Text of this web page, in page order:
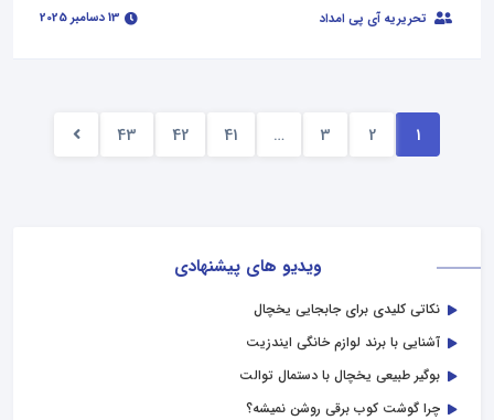
ویدیو های پیشنهادی
نکاتی کلیدی برای جابجایی یخچال
آشنایی با برند لوازم خانگی ایندزیت
بوگیر طبیعی یخچال با دستمال توالت
چرا گوشت کوب برقی روشن نمیشه؟
تحریریه آی پی امداد
1
2
3
…
41
42
43